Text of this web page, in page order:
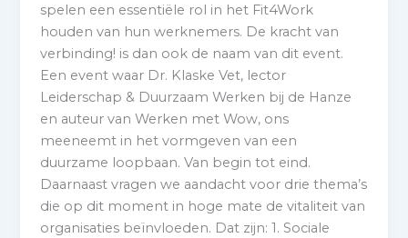
spelen een essentiële rol in het Fit4Work
houden van hun werknemers. De kracht van
verbinding! is dan ook de naam van dit event.
Een event waar Dr. Klaske Vet, lector
Leiderschap & Duurzaam Werken bij de Hanze
en auteur van Werken met Wow, ons
meeneemt in het vormgeven van een
duurzame loopbaan. Van begin tot eind.
Daarnaast vragen we aandacht voor drie thema’s
die op dit moment in hoge mate de vitaliteit van
organisaties beïnvloeden. Dat zijn: 1. Sociale